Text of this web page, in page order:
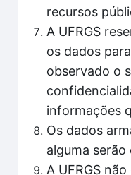
recursos
A UFRGS
os dados
observado o
informações
Os dados
alguma
A UFRGS